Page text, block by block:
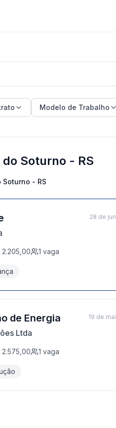
Modelo de Trabalho
Soturno - RS
Soturno - RS
2.205,00 1 vaga
28 de jun
de Energia
Ltda
2.575,00 1 vaga
19 de mai